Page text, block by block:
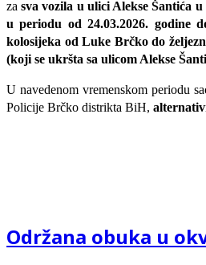
zasva vozila u ulici Alekse Šantića
u periodu od24.03.2026. godine
kolosijeka od Luke Brčko do
(koji se ukršta sa ulicom Alekse
U navedenom vremenskom periodu
Policije Brčko distrikta BiH,
Održana obuka u